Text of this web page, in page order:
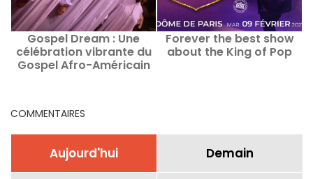
Gospel Dream : Une
célébration vibrante du
Gospel Afro-Américain
Forever the best show
about the King of Pop
COMMENTAIRES
Aujourd'hui Demain